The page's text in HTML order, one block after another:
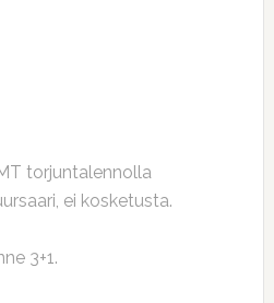
torjuntalennolla
ei kosketusta.
3+1.